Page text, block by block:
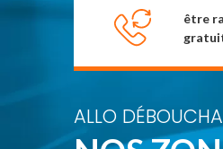
être
ALLO